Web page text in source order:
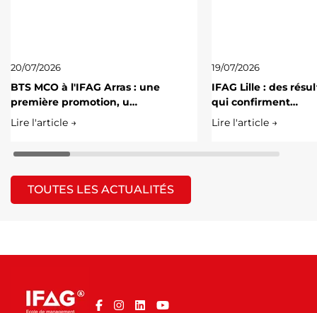
20/07/2026
BTS MCO à l'IFAG Arras : une
première promotion, u…
Lire l'article →
19/07/2026
IFAG Lille : des
qui confirment…
Lire l'article →
TOUTES LES ACTUALITÉS